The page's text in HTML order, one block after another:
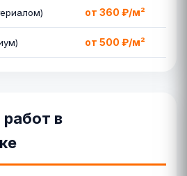
от 360 ₽/м²
от 500 ₽/м²
в